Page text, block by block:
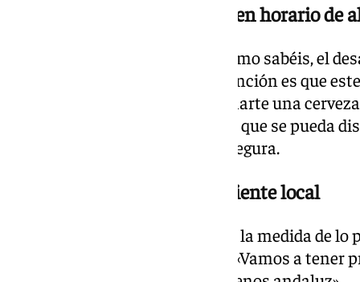
El Diamante volverá a abrir en horario de
«Vamos a recuperar el tapeo. Como sabéis, el
entre medio del trabajo. Mi intención es que
encuentro para que puedas tomarte una
familia y amigos. Intentaremos que se pueda
interior como en el exterior», asegura.
Apuesta por el producto y cliente local
Apostar por lo local, siempre en la medida de lo
obsesiones de su nuevo dueño: «Vamos a